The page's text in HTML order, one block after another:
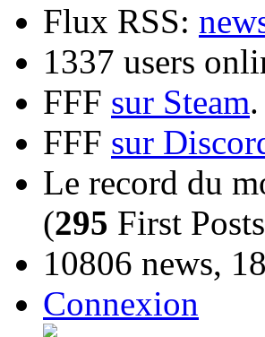
Flux RSS:
1337 users
FFF sur Steam.
FFF sur
Le record du
(295 First
10806 news,
Connexion